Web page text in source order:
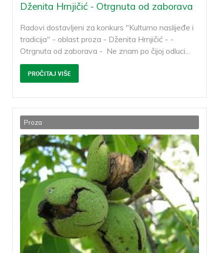
Dženita Hrnjičić - Otrgnuta od zaborava
Radovi dostavljeni za konkurs "Kulturno naslijeđe i
tradicija" - oblast proza - Dženita Hrnjičić - -
Otrgnuta od zaborava - Ne znam po čijoj odluci…
PROČITAJ VIŠE
Proza